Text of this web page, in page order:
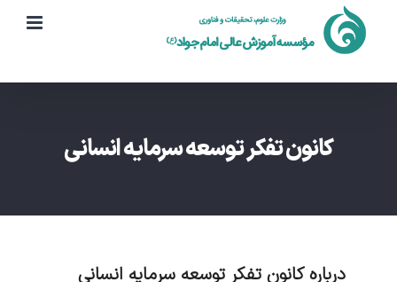
کانون تفکر توسعه سرمایه انسانی
درباره کانون تفکر توسعه سرمایه انسانی